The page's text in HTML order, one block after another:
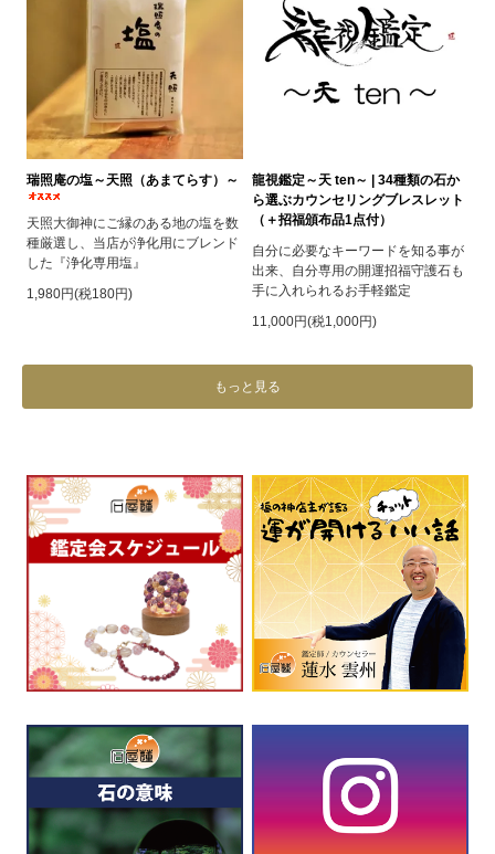
瑞照庵の塩～天照（あまてらす）～
天照大御神にご縁のある地の塩を数
種厳選し、当店が浄化用にブレンド
した『浄化専用塩』
1,980円(税180円)
龍視鑑定～天 ten～ | 34種類の石か
ら選ぶカウンセリングブレスレット
（＋招福頒布品1点付）
自分に必要なキーワードを知る事が
出来、自分専用の開運招福守護石も
手に入れられるお手軽鑑定
11,000円(税1,000円)
もっと見る